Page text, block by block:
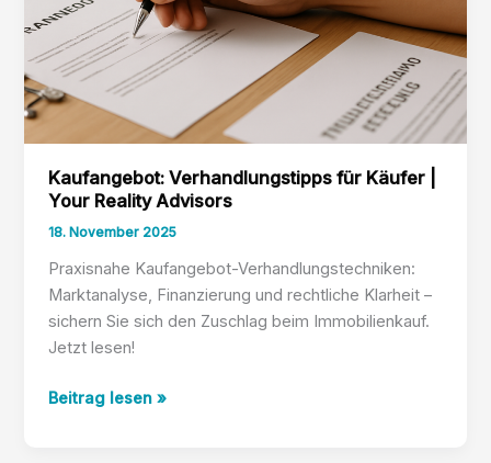
Kaufangebot: Verhandlungstipps für Käufer |
Your Reality Advisors
18. November 2025
Praxisnahe Kaufangebot-Verhandlungstechniken:
Marktanalyse, Finanzierung und rechtliche Klarheit –
sichern Sie sich den Zuschlag beim Immobilienkauf.
Jetzt lesen!
Kaufangebot:
Beitrag lesen »